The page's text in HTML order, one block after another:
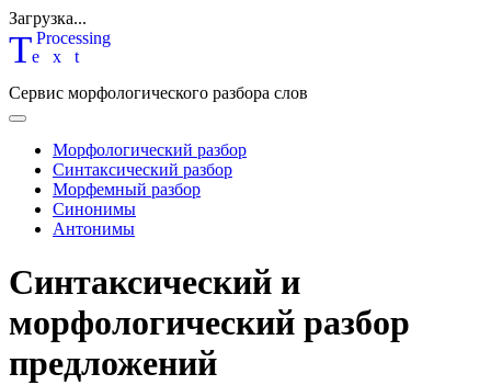
Загрузка...
Text
Processing
Сервис морфологического разбора слов
Морфологический разбор
Синтаксический разбор
Морфемный разбор
Синонимы
Антонимы
Синтаксический и
морфологический разбор
предложений